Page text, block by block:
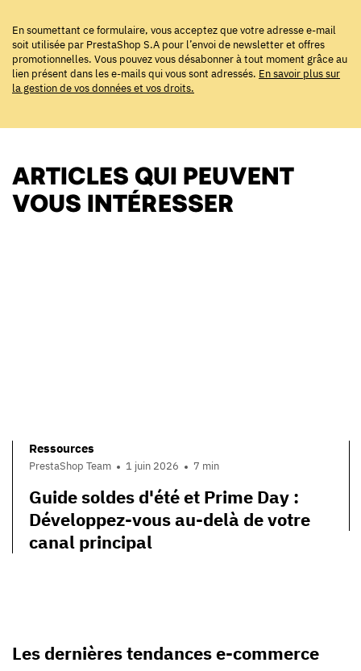
En soumettant ce formulaire, vous acceptez que votre adresse e-mail
soit utilisée par PrestaShop S.A pour l’envoi de newsletter et offres
promotionnelles. Vous pouvez vous désabonner à tout moment grâce au
lien présent dans les e-mails qui vous sont adressés. En savoir plus sur
la gestion de vos données et vos droits.
ARTICLES QUI PEUVENT
VOUS INTÉRESSER
Ressources
PrestaShop Team 1 juin 2026 7 min
Guide soldes d'été et Prime Day :
Développez-vous au-delà de votre
canal principal
Les dernières tendances e-commerce